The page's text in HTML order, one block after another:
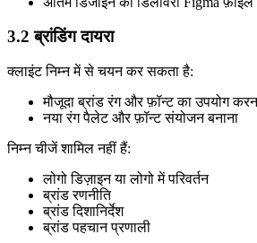
3.2 ब्रांडिंग दायरा
क्लाइंट निम्न में से चयन कर सकता है:
मौजूदा ब्रांड रंग और फ़ॉन्ट का उपयोग
नया रंग पैलेट और फ़ॉन्ट संयोजन बनाना
निम्न चीजें शामिल नहीं हैं:
लोगो डिज़ाइन या लोगो में परिवर्तन
ब्रांड रणनीति
ब्रांड दिशानिर्देश
ब्रांड पहचान प्रणाली